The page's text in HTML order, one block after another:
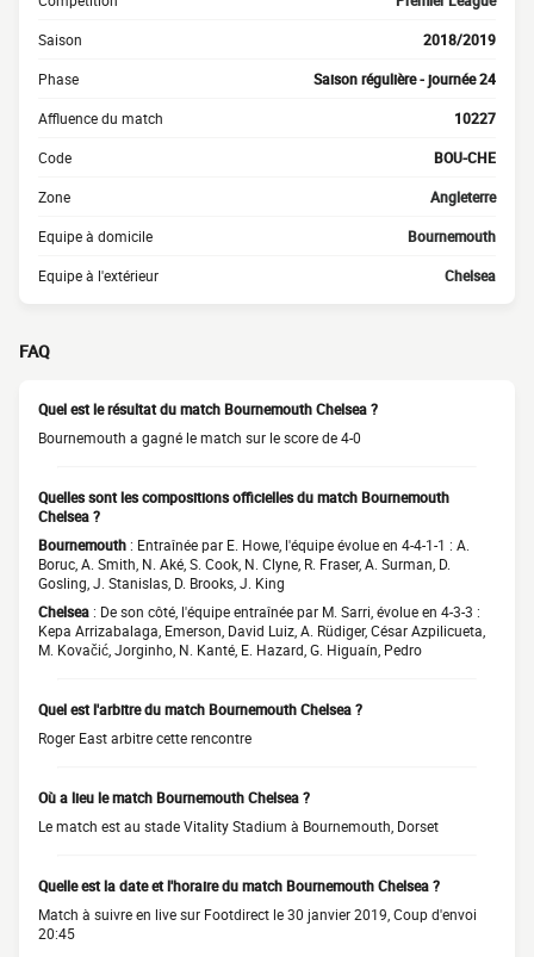
Saison 2018/2019
Phase Saison régulière - journée 24
Affluence du match 10227
Code BOU-CHE
Zone Angleterre
Equipe à domicile Bournemouth
Equipe à l'extérieur Chelsea
FAQ
Quel est le résultat du match Bournemouth Chelsea ?
Bournemouth a gagné le match sur le score de 4-0
Quelles sont les compositions officielles du match Bournemouth
Chelsea ?
Bournemouth : Entraînée par E. Howe, l'équipe évolue en 4-4-1-1 : A.
Boruc, A. Smith, N. Aké, S. Cook, N. Clyne, R. Fraser, A. Surman, D.
Gosling, J. Stanislas, D. Brooks, J. King
Chelsea : De son côté, l'équipe entraînée par M. Sarri, évolue en 4-3-3 :
Kepa Arrizabalaga, Emerson, David Luiz, A. Rüdiger, César Azpilicueta,
M. Kovačić, Jorginho, N. Kanté, E. Hazard, G. Higuaín, Pedro
Quel est l'arbitre du match Bournemouth Chelsea ?
Roger East arbitre cette rencontre
Où a lieu le match Bournemouth Chelsea ?
Le match est au stade Vitality Stadium à Bournemouth, Dorset
Quelle est la date et l'horaire du match Bournemouth Chelsea ?
Match à suivre en live sur Footdirect le 30 janvier 2019, Coup d'envoi
20:45